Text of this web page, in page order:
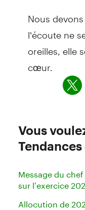
Nous
l’écoute ne
oreilles, elle
cœur.
Vous
Message du
sur l’exercice
Allocution de